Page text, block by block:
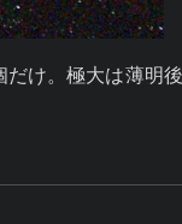
け。極大は薄明後